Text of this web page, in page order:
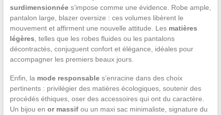
surdimensionnées’impose comme une évidence. Robe ample,
pantalon large, blazer oversize : ces volumes libèrent le
mouvement et affirment une nouvelle attitude. Les matières
légères , telles que les robes fluides ou les pantalons
décontractés, conjuguent confort et élégance, idéales pour
accompagner les premiers beaux jours.
Enfin, la mode responsables’enracine dans des choix
pertinents : privilégier des matières écologiques, soutenir des
procédés éthiques, oser des accessoires qui ont du caractère.
Un bijou en or massifou un maxi sac minimaliste, signature du